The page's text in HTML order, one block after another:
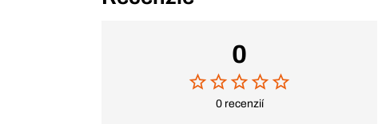
0
0 recenzií